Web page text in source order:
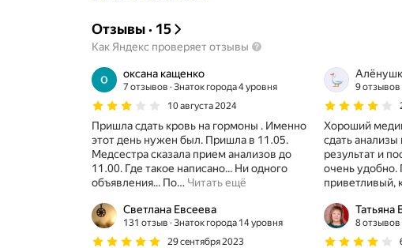
Отзывы· 15
Как Яндекс проверяет отзывы
оксана кащенко
7 отзывов Знаток города 4 уровня
10 августа 2024
Пришла сдать кровь на гормоны . Именно
этот день нужен был. Пришла в 11.05.
Медсестра сказала прием анализов до
11.00. Где такое написано... Ни одного
объявления... По… Читать ещё
9 отзывов
Хороший
сдать
результат и
очень удобно.
приветливый,
Светлана Евсеева
131 отзыв Знаток города 14 уровня
29 сентября 2023
Татьяна
8 отзывов